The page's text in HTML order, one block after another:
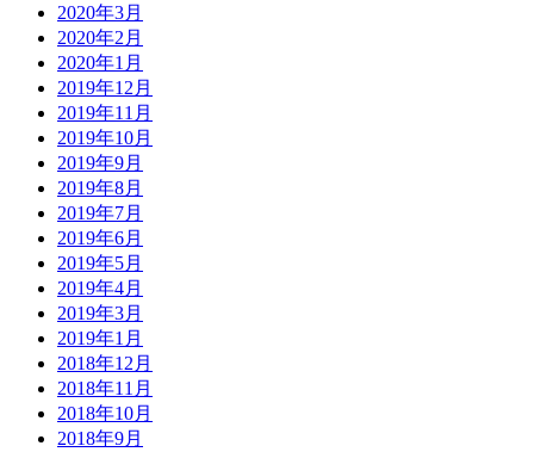
2020年3月
2020年2月
2020年1月
2019年12月
2019年11月
2019年10月
2019年9月
2019年8月
2019年7月
2019年6月
2019年5月
2019年4月
2019年3月
2019年1月
2018年12月
2018年11月
2018年10月
2018年9月